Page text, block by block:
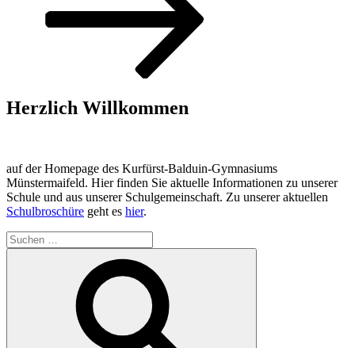
Herzlich Willkommen
auf der Homepage des Kurfürst-Balduin-Gymnasiums
Münstermaifeld. Hier finden Sie aktuelle Informationen zu unserer
Schule und aus unserer Schulgemeinschaft. Zu unserer aktuellen
Schulbroschüre geht es hier.
Suchen
nach: